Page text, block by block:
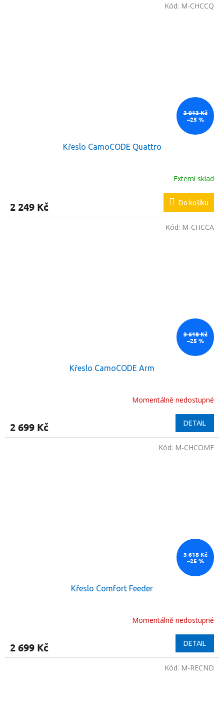
3 013 Kč
–25 %
Křeslo CamoCODE Quattro
Externí sklad
2 249 Kč Do košíku
Kód: M-CHCCQ
3 618 Kč
–25 %
Křeslo CamoCODE Arm
Momentálně nedostupné
2 699 Kč DETAIL
Kód: M-CHCCA
3 618 Kč
–25 %
Křeslo Comfort Feeder
Momentálně nedostupné
2 699 Kč DETAIL
Kód: M-CHCOMF
Kód: M-RECND